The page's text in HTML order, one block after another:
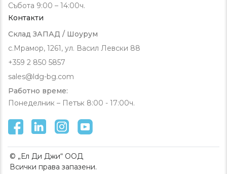
Събота 9:00 – 14:00ч.
Контакти
Склад ЗАПАД / Шоурум
с.Мрамор, 1261, ул. Васил Левски 88
+359 2 850 5857
sales@ldg-bg.com
Работно време:
Понеделник – Петък 8:00 - 17:00ч.
© „Ел Ди Джи“ ООД
Всички права запазени.